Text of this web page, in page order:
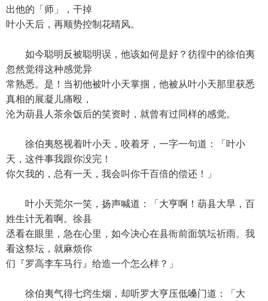
出他的「师」，干掉
叶小天后，再顺势控制花晴风。
如今聪明反被聪明误，他该如何是好？彷徨中的徐伯夷
忽然觉得这种感觉异
常熟悉。是！当初他被叶小天掌掴，他被从叶小天那里获悉
真相的展凝儿痛殴，
沦为葫县人茶余饭后的笑资时，就曾有过同样的感觉。
徐伯夷怒视着叶小天，咬着牙，一字一句道：「叶小
天，这件事我跟你没完！
你欠我的，总有一天，我会叫你千百倍的偿还！」
叶小天莞尔一笑，扬声喊道：「大亨啊！葫县大旱，百
姓生计无着啊。徐县
丞看在眼里，急在心里，如今决心在县衙前面筑坛祈雨。我
看这祭坛，就麻烦你
们『罗高李车马行』给造一个怎么样？」
徐伯夷气得七窍生烟，却听罗大亨压低嗓门道：「大